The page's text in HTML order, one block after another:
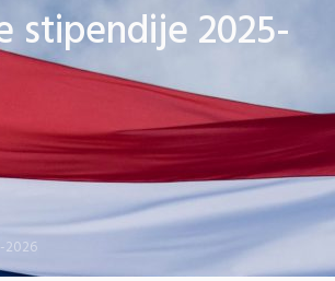
stipendije 2025-
2026